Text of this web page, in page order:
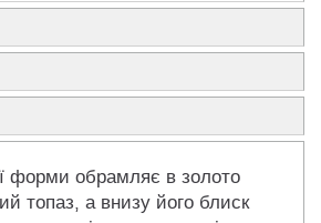
форми обрамляє в золото
топаз, а внизу його блиск